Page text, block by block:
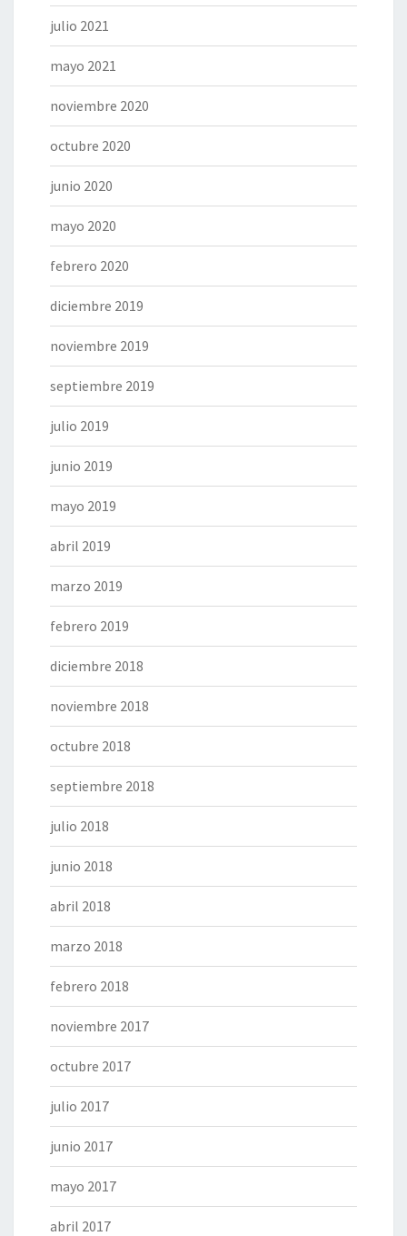
julio 2021
mayo 2021
noviembre 2020
octubre 2020
junio 2020
mayo 2020
febrero 2020
diciembre 2019
noviembre 2019
septiembre 2019
julio 2019
junio 2019
mayo 2019
abril 2019
marzo 2019
febrero 2019
diciembre 2018
noviembre 2018
octubre 2018
septiembre 2018
julio 2018
junio 2018
abril 2018
marzo 2018
febrero 2018
noviembre 2017
octubre 2017
julio 2017
junio 2017
mayo 2017
abril 2017